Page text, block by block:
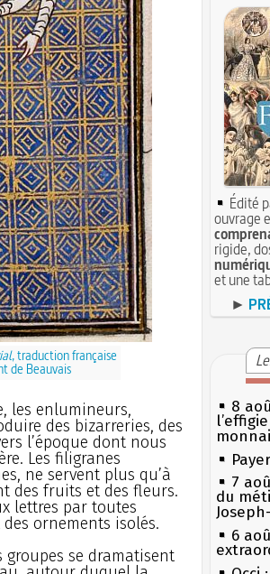
, traduction française
de Beauvais
les enlumineurs,
des bizarreries, des
l’époque dont nous
Les filigranes
ne servent plus qu’à
des fruits et des fleurs.
lettres par toutes
ornements isolés.
groupes se dramatisent
Édité
ouvrage
rigide,
et une
►
8
7
du
6